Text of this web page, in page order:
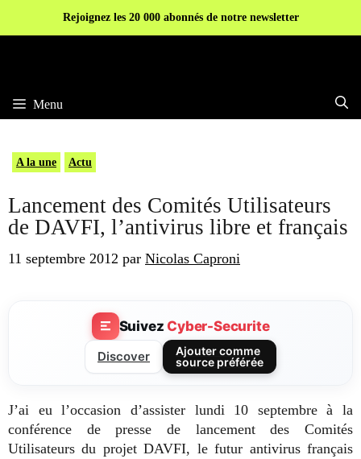
Rejoignez les 20 000 abonnés de notre newsletter
Menu
A la une Actu
Lancement des Comités Utilisateurs
de DAVFI, l’antivirus libre et français
11 septembre 2012 par Nicolas Caproni
SuivezCyber-Securite
Discover
Ajouter comme
source préférée
J’ai eu l’occasion d’assister lundi 10 septembre à la
conférence de presse de lancement des Comités
Utilisateurs du projet DAVFI, le futur antivirus français